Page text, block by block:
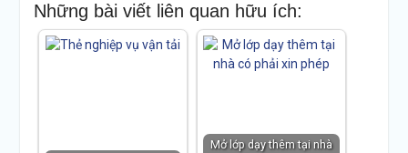
Những bài viết liên quan hữu ích:
Mở lớp dạy thêm tại nhà